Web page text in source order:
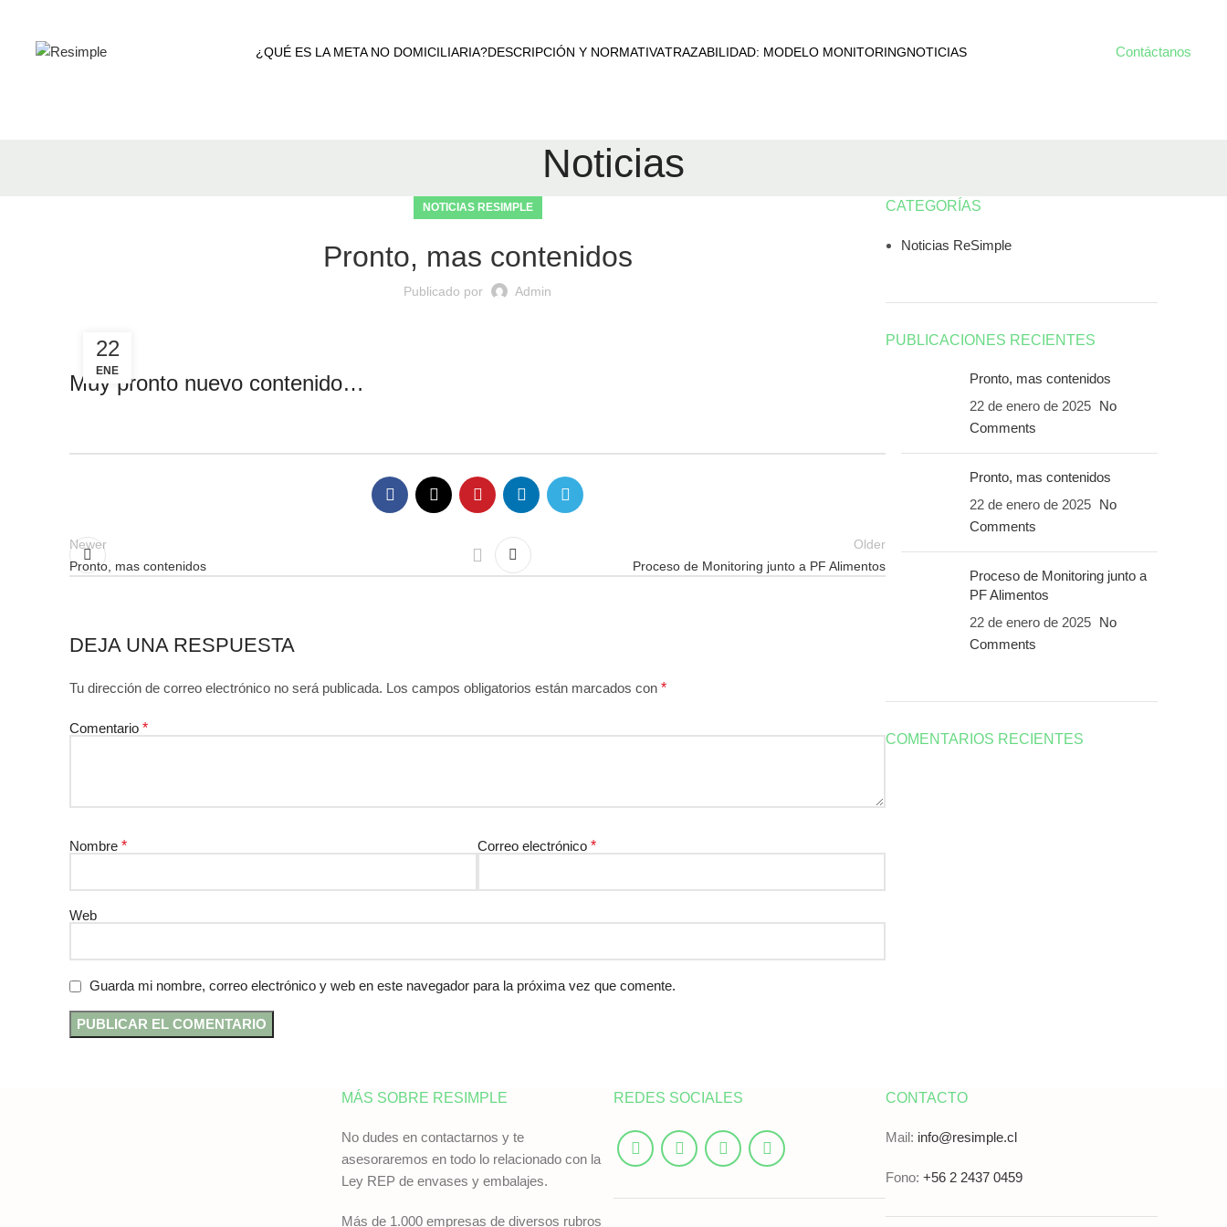
¿QUÉ ES LA META NO DOMICILIARIA?DESCRIPCIÓN Y NORMATIVATRAZABILIDAD: MODELO MONITORINGNOTICIAS Contáctanos
Noticias
NOTICIAS RESIMPLE
Pronto, mas contenidos
Publicado por Admin
22
ENE
Muy pronto nuevo contenido…
Newer
Pronto, mas contenidos
Older
Proceso de Monitoring junto a PF Alimentos
DEJA UNA RESPUESTA
Tu dirección de correo electrónico no será publicada. Los campos obligatorios están marcados con *
Comentario *
Nombre * Correo electrónico *
Web
Guarda mi nombre, correo electrónico y web en este navegador para la próxima vez que comente.
CATEGORÍAS
Noticias ReSimple
PUBLICACIONES RECIENTES
Pronto, mas contenidos
22 de enero de 2025 No
Comments
Pronto, mas contenidos
22 de enero de 2025 No
Comments
Proceso de Monitoring junto a
PF Alimentos
22 de enero de 2025 No
Comments
COMENTARIOS RECIENTES
MÁS SOBRE RESIMPLE
No dudes en contactarnos y te
asesoraremos en todo lo relacionado con la
Ley REP de envases y embalajes.
Más de 1.000 empresas de diversos rubros
REDES SOCIALES CONTACTO
Mail: info@resimple.cl
Fono: +56 2 2437 0459